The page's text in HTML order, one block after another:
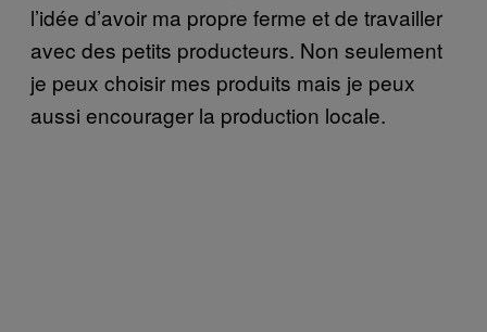
l’idée d’avoir ma propre ferme et de travailler
avec des petits producteurs. Non seulement
je peux choisir mes produits mais je peux
aussi encourager la production locale.